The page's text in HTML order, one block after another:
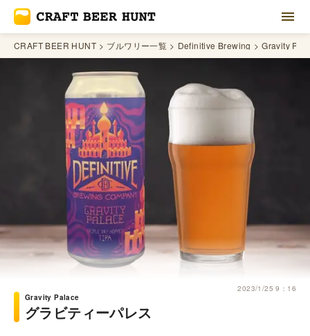
CRAFT BEER HUNT ブルワリー一覧 Definitive Brewing Gravity
2023/1/25 9：16
Gravity Palace
グラビティーパレス